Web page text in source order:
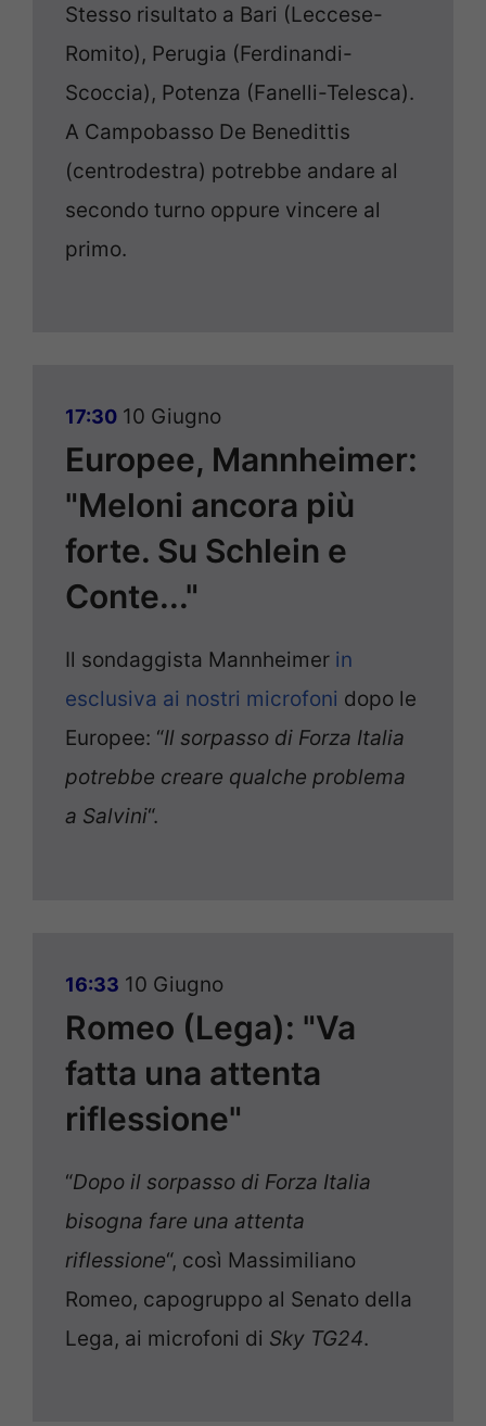
Stesso risultato a Bari (Leccese-
Romito), Perugia (Ferdinandi-
Scoccia), Potenza (Fanelli-Telesca).
A Campobasso De Benedittis
(centrodestra) potrebbe andare al
secondo turno oppure vincere al
primo.
17:30 10 Giugno
Europee, Mannheimer:
"Meloni ancora più
forte. Su Schlein e
Conte..."
Il sondaggista Mannheimer in
esclusiva ai nostri microfoni dopo le
Europee: “Il sorpasso di Forza Italia
potrebbe creare qualche problema
a Salvini“.
16:33 10 Giugno
Romeo (Lega): "Va
fatta una attenta
riflessione"
“Dopo il sorpasso di Forza Italia
bisogna fare una attenta
riflessione“, così Massimiliano
Romeo, capogruppo al Senato della
Lega, ai microfoni di Sky TG24.